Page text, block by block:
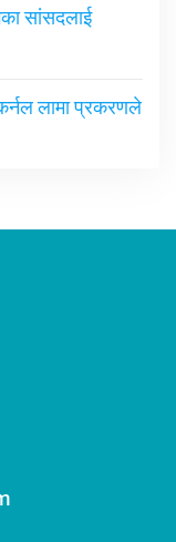
सांसदलाई
लामा प्रकरणले